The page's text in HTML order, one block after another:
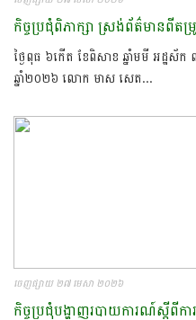
កិច្ចប្រជុំពិភាក្សា​ ស្រង់ព័ត៌មាន​ពីត
ថ្ងៃពុធ ៦កើត ខែពិសាខ ឆ្នាំមមី អដ្ឋស័ក ព.ស. ២៥៦៩ ត្រូវនឹ
ឆ្នាំ២០២៦​ លោក មាស​ សេត​...
ចេញផ្សាយ ២៧ មេសា ២០២៦
កិច្ចប្រជុំបង្ហាញរបាយការណ៍​ស្ដីពីក